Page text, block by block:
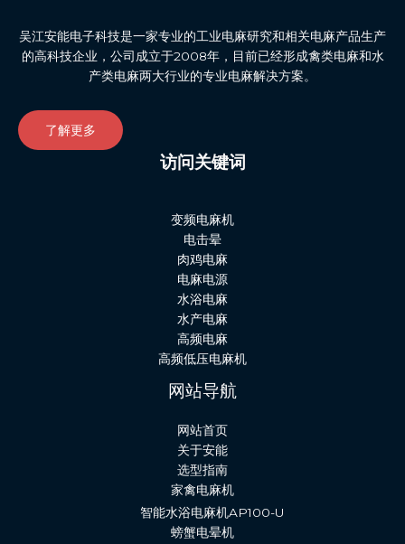
吴江安能电子科技是一家专业的工业电麻研究和相关电麻产品生产
的高科技企业，公司成立于2008年，目前已经形成禽类电麻和水
产类电麻两大行业的专业电麻解决方案。
了解更多
访问关键词
变频电麻机
电击晕
肉鸡电麻
电麻电源
水浴电麻
水产电麻
高频电麻
高频低压电麻机
网站导航
网站首页
关于安能
选型指南
家禽电麻机
智能水浴电麻机AP100-U
螃蟹电晕机